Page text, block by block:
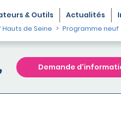
& Outils Actualités
de Seine Programme neuf
Demande